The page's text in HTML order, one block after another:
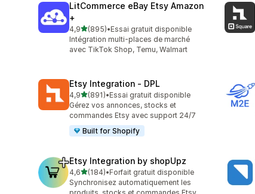
LitCommerce eBay Etsy Amazon
+
4,9étoile(s) sur 5
(895)
895 avis au total
•Essai gratuit disponible
Intégration multi-places de marché
avec TikTok Shop, Temu, Walmart
Etsy Integration ‑ DPL
4,9étoile(s) sur 5
(891)
891 avis au total
•Essai gratuit disponible
Gérez vos annonces, stocks et
commandes Etsy avec support 24/7
Built for Shopify
Etsy Integration by shopUpz
4,6étoile(s) sur 5
(184)
184 avis au total
•Forfait gratuit disponible
Synchronisez automatiquement les